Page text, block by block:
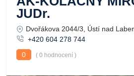
JUDr.
Dvořákova 2044/3, Ústí nad
+420 604 278 744
0
( 0 hodnocení )